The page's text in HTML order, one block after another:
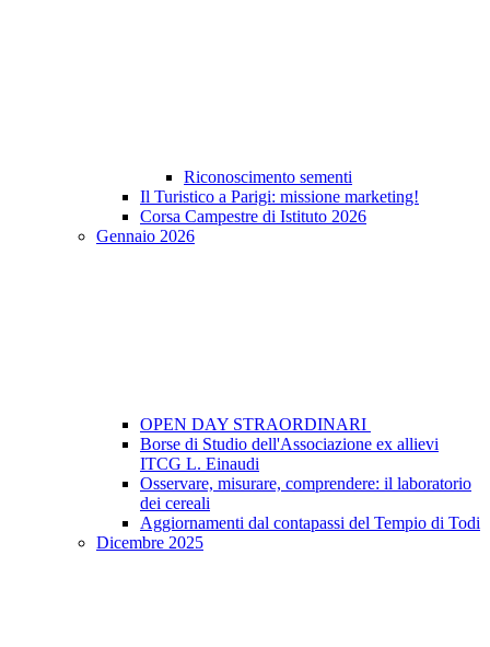
Riconoscimento sementi
Il Turistico a Parigi: missione marketing!
Corsa Campestre di Istituto 2026
Gennaio 2026
OPEN DAY STRAORDINARI
Borse di Studio dell'Associazione ex allievi
ITCG L. Einaudi
Osservare, misurare, comprendere: il laboratorio
dei cereali
Aggiornamenti dal contapassi del Tempio di Todi
Dicembre 2025